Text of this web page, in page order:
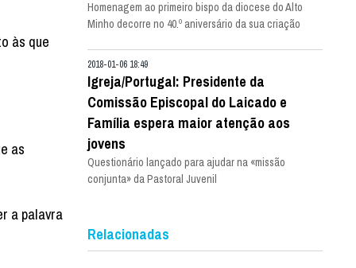
às que
as
a palavra
Homenagem ao primeiro bispo da diocese do Alto
Minho decorre no 40.º aniversário da sua criação
2018-01-06 18:49
Igreja/Portugal: Presidente da
Comissão Episcopal do Laicado e
Família espera maior atenção aos
jovens
Questionário lançado para ajudar na «missão
conjunta» da Pastoral Juvenil
Relacionadas